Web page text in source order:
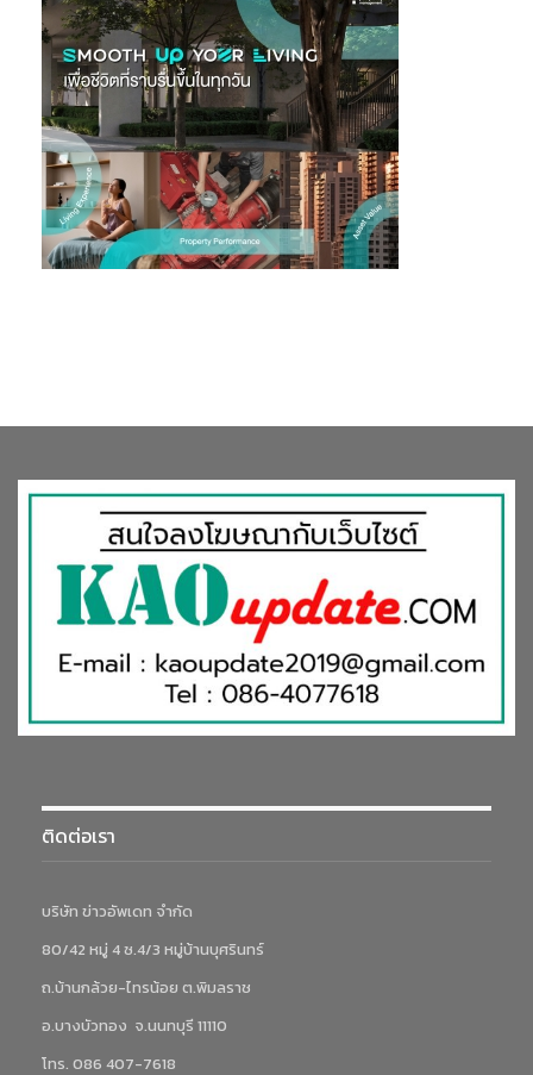
ติดต่อเรา
บริษัท ข่าวอัพเดท จำกัด
80/42 หมู่ 4 ซ.4/3 หมู่บ้านบุศรินทร์
ถ.บ้านกล้วย-ไทรน้อย ต.พิมลราช
อ.บางบัวทอง จ.นนทบุรี 11110
โทร. 086 407-7618